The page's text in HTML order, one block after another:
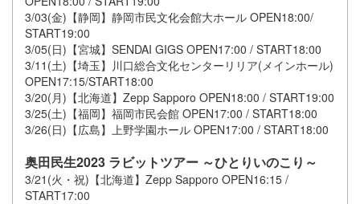
3/03(金)【静岡】静岡市民文化会館大ホール OPEN18:00/
START19:00
3/05(日)【宮城】SENDAI GIGS OPEN17:00 / START18:00
3/11(土)【埼玉】川口総合文化センターリリア(メインホール)
OPEN17:15/START18:00
3/20(月)【北海道】Zepp Sapporo OPEN18:00 / START19:00
3/25(土)【福岡】福岡市民会館 OPEN17:00 / START18:00
3/26(日)【広島】上野学園ホール OPEN17:00 / START18:00
奥田民生2023 ラビットツアー ～ひとりいのこり～
3/21(火・祝)【北海道】Zepp Sapporo OPEN16:15 /
START17:00